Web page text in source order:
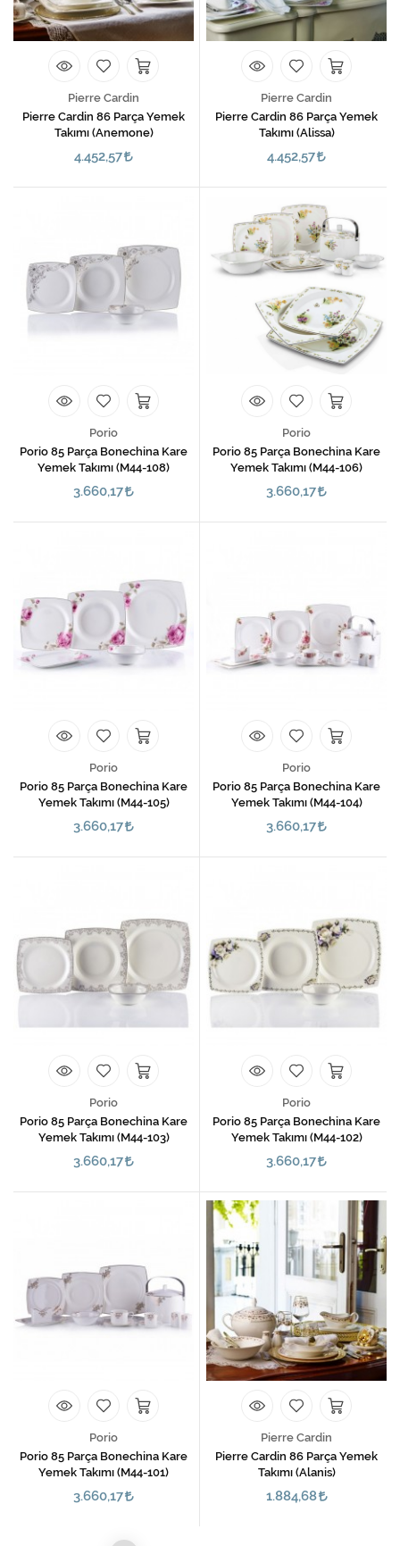
Pierre Cardin
Pierre Cardin 86 Parça Yemek
Takımı (Anemone)
4.452,57
Pierre Cardin
Pierre Cardin 86 Parça Yemek
Takımı (Alissa)
4.452,57
Porio
Porio 85 Parça Bonechina Kare
Yemek Takımı (M44-108)
3.660,17
Porio
Porio 85 Parça Bonechina Kare
Yemek Takımı (M44-106)
3.660,17
Porio
Porio 85 Parça Bonechina Kare
Yemek Takımı (M44-105)
3.660,17
Porio
Porio 85 Parça Bonechina Kare
Yemek Takımı (M44-104)
3.660,17
Porio
Porio 85 Parça Bonechina Kare
Yemek Takımı (M44-103)
3.660,17
Porio
Porio 85 Parça Bonechina Kare
Yemek Takımı (M44-102)
3.660,17
Porio
Porio 85 Parça Bonechina Kare
Yemek Takımı (M44-101)
3.660,17
Pierre Cardin
Pierre Cardin 86 Parça Yemek
Takımı (Alanis)
1.884,68